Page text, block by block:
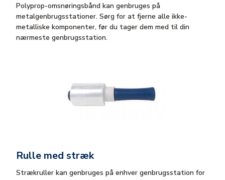
Polyprop-omsnøringsbånd kan genbruges på
metalgenbrugsstationer. Sørg for at fjerne alle ikke-
metalliske komponenter, før du tager dem med til din
nærmeste genbrugsstation.
Rulle med stræk
Strækruller kan genbruges på enhver genbrugsstation for